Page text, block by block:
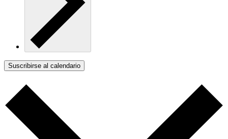
Suscribirse al calendario